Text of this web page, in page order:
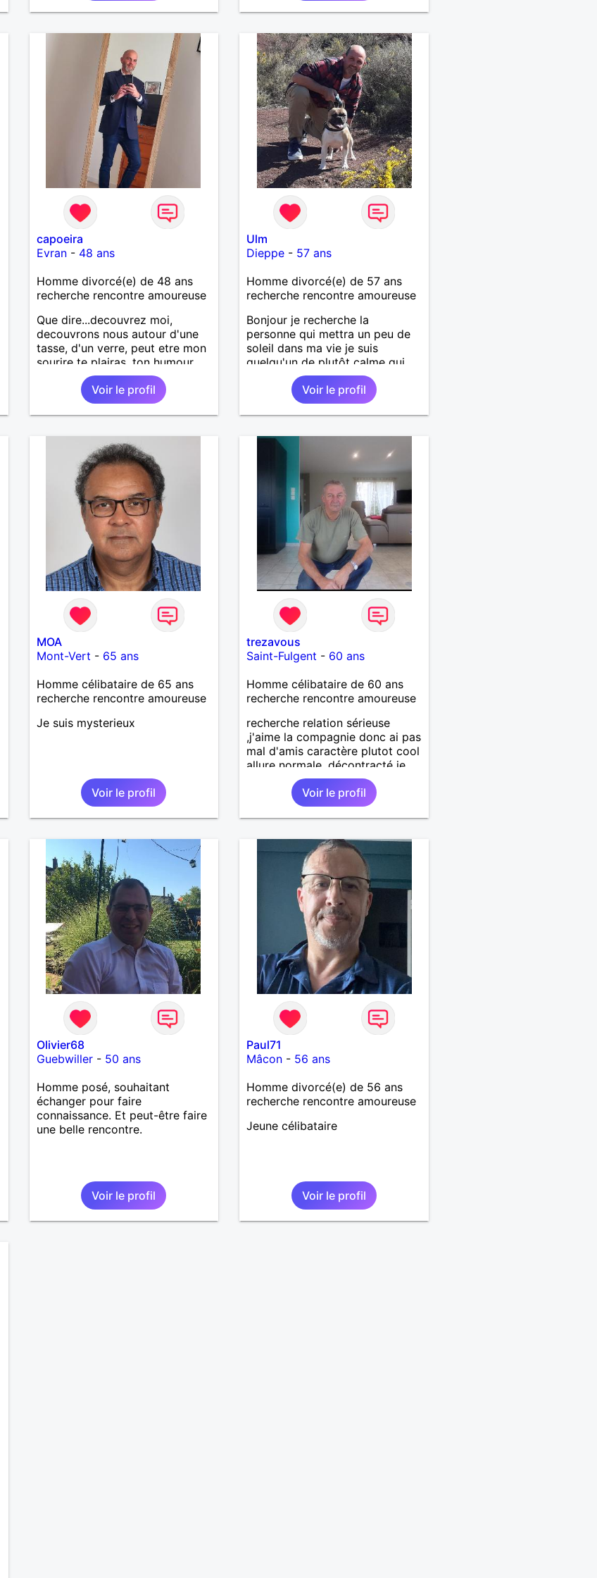
ravi….A très bientôt je l’espère.
capoeira
Evran- 48 ans
Homme divorcé(e) de 48 ans
recherche rencontre amoureuse
Que dire...decouvrez moi,
decouvrons nous autour d'une
tasse, d'un verre, peut etre mon
sourire te plairas, ton humour
me fera pouffer.. en tout cas on
a tout a gagner.Voir le profil
Ulm
Dieppe - 57 ans
Homme divorcé(e) de 57 ans
recherche rencontre amoureuse
Bonjour je recherche la
personne qui mettra un peu de
soleil dans ma vie je suis
quelqu'un de plutôt calme qui
aime les choses simples sans
prise de tête, simplement
partager de belles choses avec
une personne qui me ressemble
Voir le profil
MOA
Mont-Vert - 65 ans
Homme célibataire de 65 ans
recherche rencontre amoureuse
Je suis mysterieux
Voir le profil
trezavous
Saint-Fulgent - 60 ans
Homme célibataire de 60 ans
recherche rencontre amoureuse
recherche relation sérieuse
,j'aime la compagnie donc ai pas
mal d'amis caractère plutot cool
allure normale ,décontracté je
voudrais rencontrer une
personne aimant la nature
,bricolage ,quelqu'un de simple
et naturel à vos claviers
Voir le profil
Olivier68
Guebwiller- 50 ans
Homme posé, souhaitant
échanger pour faire
connaissance. Et peut-être faire
une belle rencontre.
Voir le profil
Paul71
Mâcon - 56 ans
Homme divorcé(e) de 56 ans
recherche rencontre amoureuse
Jeune célibataire
Voir le profil